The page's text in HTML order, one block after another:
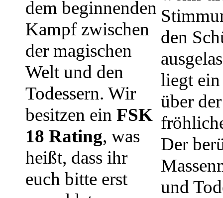
dem beginnenden
Kampf zwischen
der magischen
Welt und den
Todessern. Wir
besitzen ein FSK
18 Rating, was
heißt, dass ihr
euch bitte erst
den
liegt ein
über der
Der
und